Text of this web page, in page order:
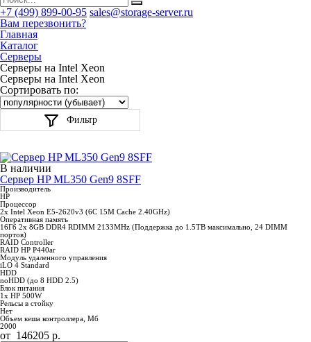
+7 (499) 899-00-95 sales@storage-server.ru
Вам перезвонить?
Главная
Каталог
Серверы
Серверы на Intel Xeon
Серверы на Intel Xeon
Сортировать по:
Фильтр
В наличии
Сервер HP ML350 Gen9 8SFF
Производитель
HP
Процессор
2x Intel Xeon E5-2620v3 (6C 15M Cache 2.40GHz)
Оперативная память
16Гб 2x 8GB DDR4 RDIMM 2133MHz (Поддержка до 1.5TB максимально, 24 DIMM
портов)
RAID Controller
RAID HP P440ar
Модуль удаленного управления
iLO 4 Standard
HDD
noHDD (до 8 HDD 2.5)
Блок питания
1x HP 500W
Рельсы в стойку
Нет
Объем кеша контроллера, Мб
2000
от 146205 р.